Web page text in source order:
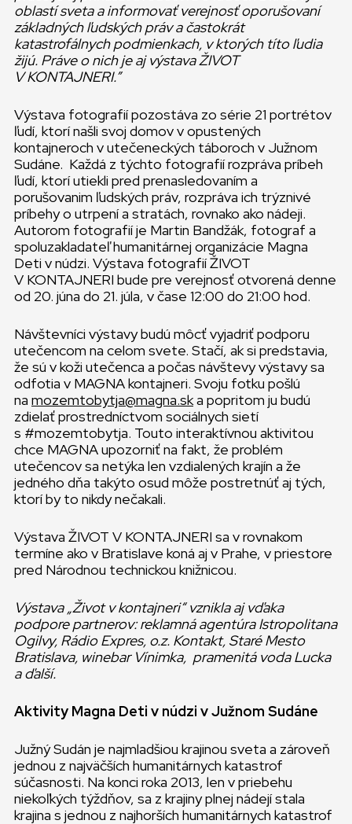
oblastí sveta a informovať verejnosť oporušovaní
základných ľudských práva častokrát
katastrofálnych podmienkach, v ktorých títo ľudia
žijú. Práve o nich je aj výstava ŽIVOT
V KONTAJNERI.”
Výstava fotografií pozostáva zo série 21 portrétov
ľudí, ktorí našli svoj domov v opustených
kontajneroch v utečeneckých táboroch v Južnom
Sudáne. Každá z týchto fotografií rozpráva príbeh
ľudí, ktorí utiekli pred prenasledovaním a
porušovanim ľudských práv, rozpráva ich trýznivé
príbehy o utrpení a stratách, rovnako ako nádeji.
Autorom fotografií je Martin Bandžák, fotograf a
spoluzakladateľ humanitárnej organizácie Magna
Deti v núdzi. Výstava fotografií ŽIVOT
V KONTAJNERI bude pre verejnosť otvorená denne
od 20. júna do 21. júla, v čase 12:00 do 21:00 hod.
Návštevníci výstavy budú môcť vyjadriť podporu
utečencom na celom svete. Stačí, ak si predstavia,
že sú v koži utečenca a počas návštevy výstavy sa
odfotia v MAGNA kontajneri. Svoju fotku pošlú
na mozemtobytja@magna.ska popritom ju budú
zdielať prostredníctvom sociálnych sietí
s #mozemtobytja. Touto interaktívnou aktivitou
chce MAGNA upozorniť na fakt, že problém
utečencov sa netýka len vzdialených krajín a že
jedného dňa takýto osud môže postretnúť aj tých,
ktorí by to nikdy nečakali.
Výstava ŽIVOT V KONTAJNERI sa v rovnakom
termíne ako v Bratislave koná aj v Prahe, v priestore
pred Národnou technickou knižnicou.
Výstava „Život v kontajneri“ vznikla aj vďaka
podpore partnerov: reklamná agentúra Istropolitana
Ogilvy, Rádio Expres, o.z. Kontakt, Staré Mesto
Bratislava, winebar Vínimka, pramenitá voda Lucka
a ďalší.
Aktivity Magna Deti v núdzi v Južnom Sudáne
Južný Sudán je najmladšiou krajinou sveta a zároveň
jednou z najväčších humanitárnych katastrof
súčasnosti. Na konci roka 2013, len v priebehu
niekoľkých týždňov, sa z krajiny plnej nádejí stala
krajina s jednou z najhorších humanitárnych katastrof